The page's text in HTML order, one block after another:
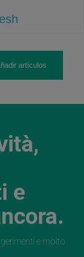
artículos
e
e molto